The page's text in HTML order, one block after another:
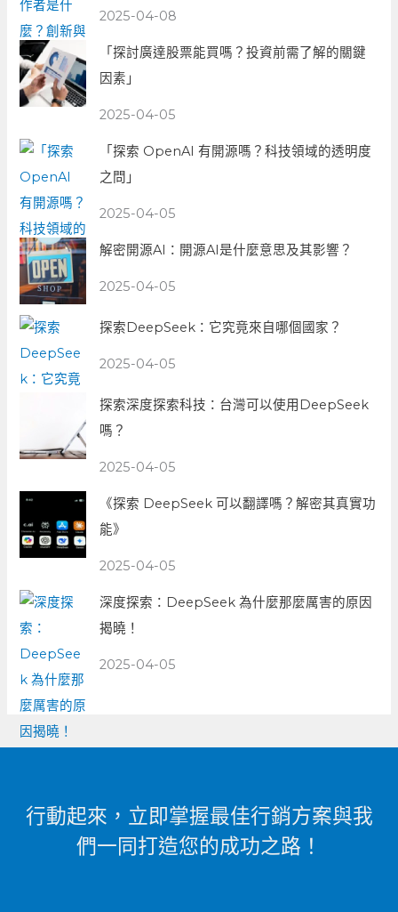
2025-04-08
「探討廣達股票能買嗎？投資前需了解的關鍵
因素」
2025-04-05
「探索 OpenAI 有開源嗎？科技領域的透明度
之問」
2025-04-05
解密開源AI：開源AI是什麼意思及其影響？
2025-04-05
探索DeepSeek：它究竟來自哪個國家？
2025-04-05
探索深度探索科技：台灣可以使用DeepSeek
嗎？
2025-04-05
《探索 DeepSeek 可以翻譯嗎？解密其真實功
能》
2025-04-05
深度探索：DeepSeek 為什麼那麼厲害的原因
揭曉！
2025-04-05
行動起來，立即掌握最佳行銷方案與我
們一同打造您的成功之路！